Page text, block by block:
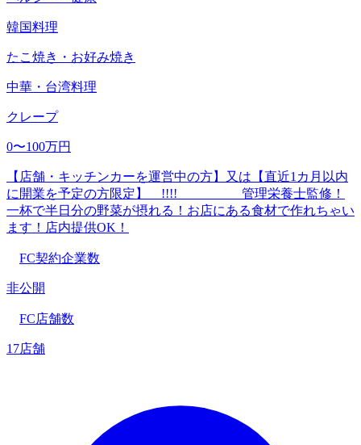
韓国料理
たこ焼き・お好み焼き
中華・台湾料理
クレープ
0〜100万円
【店舗・キッチンカーを運営中の方】又は【直近1カ月以内
に開業を予定の方限定】 !!!! 管理栄養士監修！
一杯で半日分の野菜が摂れる！お店にある食材で作れちゃい
ます！店内提供OK！
FC契約企業数
非公開
FC店舗数
17店舗